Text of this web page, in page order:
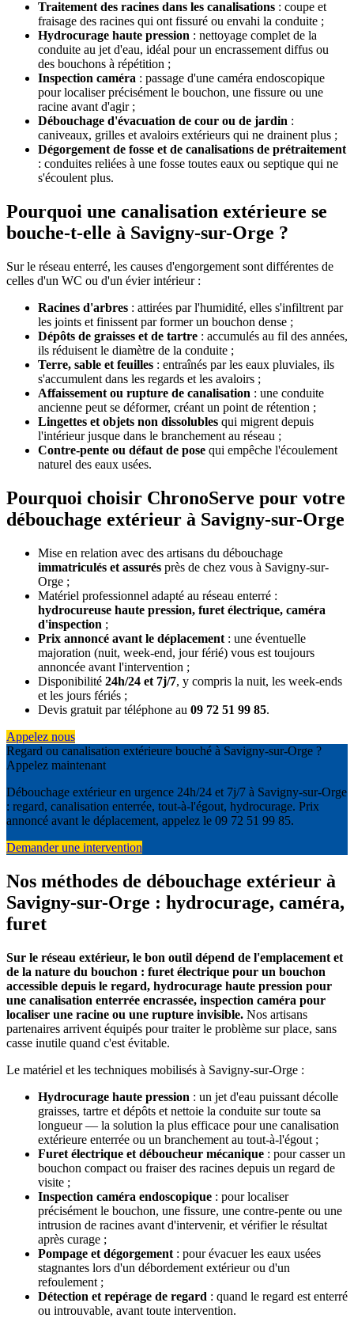
Traitement des racines dans les canalisations : coupe et
fraisage des racines qui ont fissuré ou envahi la conduite ;
Hydrocurage haute pression : nettoyage complet de la
conduite au jet d'eau, idéal pour un encrassement diffus ou
des bouchons à répétition ;
Inspection caméra : passage d'une caméra endoscopique
pour localiser précisément le bouchon, une fissure ou une
racine avant d'agir ;
Débouchage d'évacuation de cour ou de jardin :
caniveaux, grilles et avaloirs extérieurs qui ne drainent plus ;
Dégorgement de fosse et de canalisations de prétraitement
: conduites reliées à une fosse toutes eaux ou septique qui ne
s'écoulent plus.
Pourquoi une canalisation extérieure se
bouche-t-elle à Savigny-sur-Orge ?
Sur le réseau enterré, les causes d'engorgement sont différentes de
celles d'un WC ou d'un évier intérieur :
Racines d'arbres : attirées par l'humidité, elles s'infiltrent par
les joints et finissent par former un bouchon dense ;
Dépôts de graisses et de tartre : accumulés au fil des années,
ils réduisent le diamètre de la conduite ;
Terre, sable et feuilles : entraînés par les eaux pluviales, ils
s'accumulent dans les regards et les avaloirs ;
Affaissement ou rupture de canalisation : une conduite
ancienne peut se déformer, créant un point de rétention ;
Lingettes et objets non dissolubles qui migrent depuis
l'intérieur jusque dans le branchement au réseau ;
Contre-pente ou défaut de pose qui empêche l'écoulement
naturel des eaux usées.
Pourquoi choisir ChronoServe pour votre
débouchage extérieur à Savigny-sur-Orge
Mise en relation avec des artisans du débouchage
immatriculés et assurés près de chez vous à Savigny-sur-
Orge ;
Matériel professionnel adapté au réseau enterré :
hydrocureuse haute pression, furet électrique, caméra
d'inspection ;
Prix annoncé avant le déplacement : une éventuelle
majoration (nuit, week-end, jour férié) vous est toujours
annoncée avant l'intervention ;
Disponibilité 24h/24 et 7j/7, y compris la nuit, les week-ends
et les jours fériés ;
Devis gratuit par téléphone au 09 72 51 99 85.
Appelez nous
Regard ou canalisation extérieure bouché à Savigny-sur-Orge ?
Appelez maintenant
Débouchage extérieur en urgence 24h/24 et 7j/7 à Savigny-sur-Orge
: regard, canalisation enterrée, tout-à-l'égout, hydrocurage. Prix
annoncé avant le déplacement, appelez le 09 72 51 99 85.
Demander une intervention
Nos méthodes de débouchage extérieur à
Savigny-sur-Orge : hydrocurage, caméra,
furet
Sur le réseau extérieur, le bon outil dépend de l'emplacement et
de la nature du bouchon : furet électrique pour un bouchon
accessible depuis le regard, hydrocurage haute pression pour
une canalisation enterrée encrassée, inspection caméra pour
localiser une racine ou une rupture invisible. Nos artisans
partenaires arrivent équipés pour traiter le problème sur place, sans
casse inutile quand c'est évitable.
Le matériel et les techniques mobilisés à Savigny-sur-Orge :
Hydrocurage haute pression : un jet d'eau puissant décolle
graisses, tartre et dépôts et nettoie la conduite sur toute sa
longueur — la solution la plus efficace pour une canalisation
extérieure enterrée ou un branchement au tout-à-l'égout ;
Furet électrique et déboucheur mécanique : pour casser un
bouchon compact ou fraiser des racines depuis un regard de
visite ;
Inspection caméra endoscopique : pour localiser
précisément le bouchon, une fissure, une contre-pente ou une
intrusion de racines avant d'intervenir, et vérifier le résultat
après curage ;
Pompage et dégorgement : pour évacuer les eaux usées
stagnantes lors d'un débordement extérieur ou d'un
refoulement ;
Détection et repérage de regard : quand le regard est enterré
ou introuvable, avant toute intervention.